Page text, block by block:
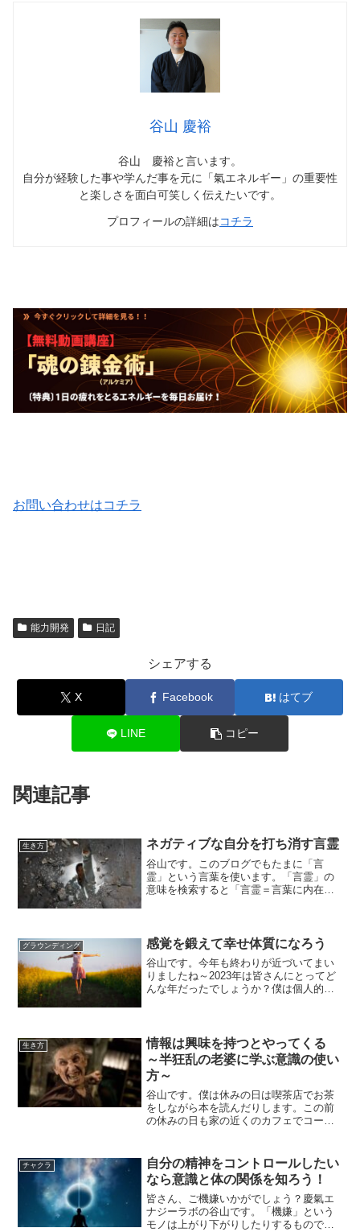
谷山 慶裕
谷山 慶裕と言います。
自分が経験した事や学んだ事を元に「氣エネルギー」の重要性
と楽しさを面白可笑しく伝えたいです。
プロフィールの詳細はコチラ
お問い合わせはコチラ
能力開発 日記
シェアする
X Facebook はてブ
LINE コピー
関連記事
生き方 ネガティブな自分を打ち消す言霊
谷山です。このブログでもたまに「言
霊」という言葉を使います。「言霊」の
意味を検索すると「言霊＝言葉に内在す
ギーが乗る」みたいな感じで...
グラウンディング 感覚を鍛えて幸せ体質になろう
谷山です。今年も終わりが近づいてまい
りましたね～2023年は皆さんにとってど
んな年だったでしょうか？僕は個人的に
時代の転換期が脈々と...
生き方
情報は興味を持つとやってくる
～半狂乱の老婆に学ぶ意識の使い
方～
谷山です。僕は休みの日は喫茶店でお茶
をしながら本を読んだりします。この前
の休みの日も家の近くのカフェでコーヒ
しても周囲の声などが入ってきてしまい
あまり集中できなかったり...
チャクラ
自分の精神をコントロールしたい
なら意識と体の関係を知ろう！
皆さん、ご機嫌いかがでしょう？慶氣エ
ナジーラボの谷山です。「機嫌」という
モノは上がり下がりしたりするものです